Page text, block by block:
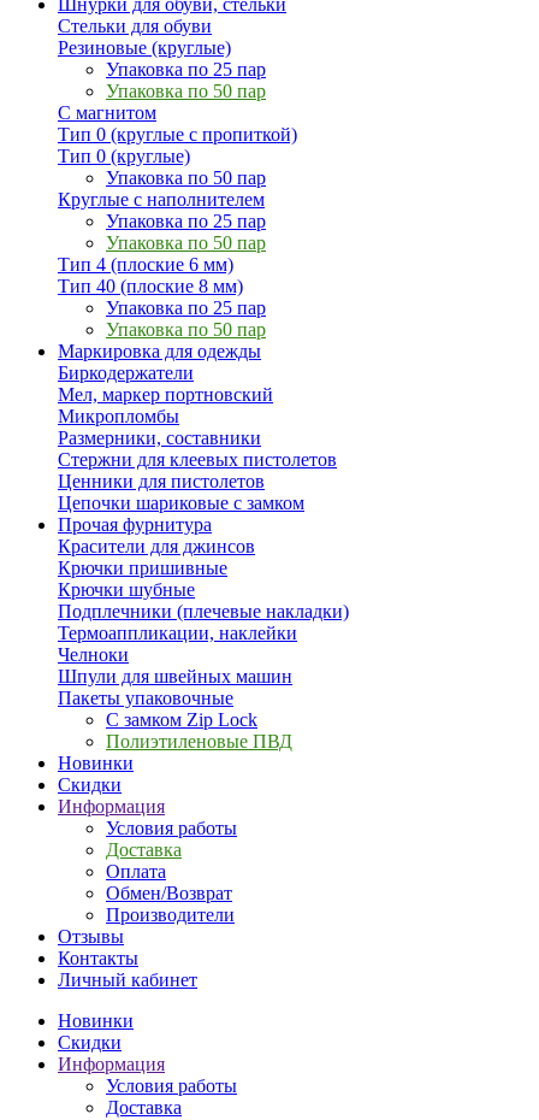
Шнурки для обуви, стельки
Стельки для обуви
Резиновые (круглые)
Упаковка по 25 пар
Упаковка по 50 пар
С магнитом
Тип 0 (круглые с пропиткой)
Тип 0 (круглые)
Упаковка по 50 пар
Круглые с наполнителем
Упаковка по 25 пар
Упаковка по 50 пар
Тип 4 (плоские 6 мм)
Тип 40 (плоские 8 мм)
Упаковка по 25 пар
Упаковка по 50 пар
Маркировка для одежды
Биркодержатели
Мел, маркер портновский
Микропломбы
Размерники, составники
Стержни для клеевых пистолетов
Ценники для пистолетов
Цепочки шариковые с замком
Прочая фурнитура
Красители для джинсов
Крючки пришивные
Крючки шубные
Подплечники (плечевые накладки)
Термоаппликации, наклейки
Челноки
Шпули для швейных машин
Пакеты упаковочные
С замком Zip Lock
Полиэтиленовые ПВД
Новинки
Скидки
Информация
Условия работы
Доставка
Оплата
Обмен/Возврат
Производители
Отзывы
Контакты
Личный кабинет
Новинки
Скидки
Информация
Условия работы
Доставка